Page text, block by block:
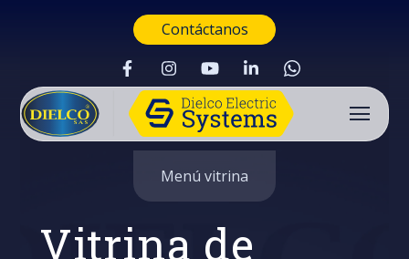
Contáctanos
Menú vitrina
Vitrina de